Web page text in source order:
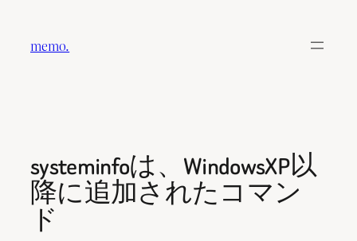
memo.
systeminfoは、WindowsXP以
降に追加されたコマン
ド